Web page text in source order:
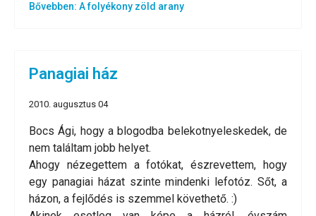
Bővebben: A folyékony zöld arany
Panagiai ház
2010. augusztus 04
Bocs Ági, hogy a blogodba belekotnyeleskedek, de
nem találtam jobb helyet.
Ahogy nézegettem a fotókat, észrevettem, hogy
egy panagiai házat szinte mindenki lefotóz. Sőt, a
házon, a fejlődés is szemmel követhető. :)